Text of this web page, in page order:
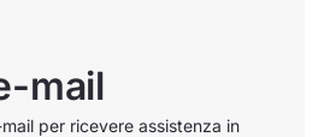
mail
per ricevere assistenza in